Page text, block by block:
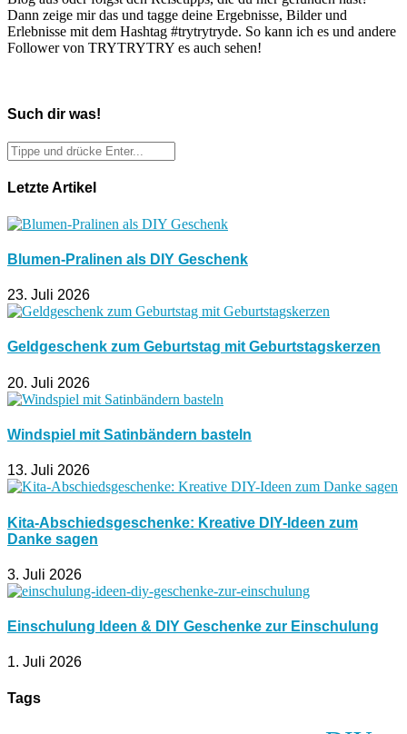
Dann zeige mir das und tagge deine Ergebnisse, Bilder und
Erlebnisse mit dem Hashtag #trytrytryde. So kann ich es und andere
Follower von TRYTRYTRY es auch sehen!
Such dir was!
Letzte Artikel
Blumen-Pralinen als DIY Geschenk
23. Juli 2026
Geldgeschenk zum Geburtstag mit Geburtstagskerzen
20. Juli 2026
Windspiel mit Satinbändern basteln
13. Juli 2026
Kita-Abschiedsgeschenke: Kreative DIY-Ideen zum
Danke sagen
3. Juli 2026
Einschulung Ideen & DIY Geschenke zur Einschulung
1. Juli 2026
Tags